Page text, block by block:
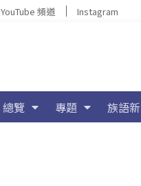
YouTube 頻道 Instagram
總覽 專題 族語